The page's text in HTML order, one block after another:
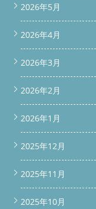
2026年5月
2026年4月
2026年3月
2026年2月
2026年1月
2025年12月
2025年11月
2025年10月